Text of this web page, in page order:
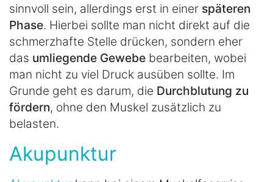
sinnvoll sein, allerdings erst in einer späteren
Phase. Hierbei sollte man nicht direkt auf die
schmerzhafte Stelle drücken, sondern eher
das umliegende Gewebe bearbeiten, wobei
man nicht zu viel Druck ausüben sollte. Im
Grunde geht es darum, die Durchblutung zu
fördern, ohne den Muskel zusätzlich zu
belasten.
Akupunktur